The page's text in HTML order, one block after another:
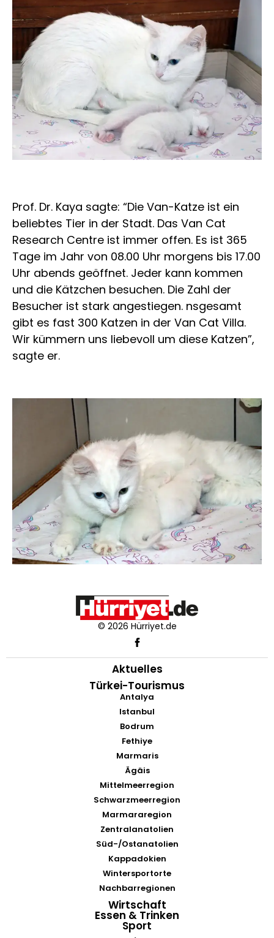
Prof. Dr. Kaya sagte: “Die Van-Katze ist ein
beliebtes Tier in der Stadt. Das Van Cat
Research Centre ist immer offen. Es ist 365
Tage im Jahr von 08.00 Uhr morgens bis 17.00
Uhr abends geöffnet. Jeder kann kommen
und die Kätzchen besuchen. Die Zahl der
Besucher ist stark angestiegen. nsgesamt
gibt es fast 300 Katzen in der Van Cat Villa.
Wir kümmern uns liebevoll um diese Katzen”,
sagte er.
© 2026 Hürriyet.de
Aktuelles
Türkei-Tourismus
Antalya
Istanbul
Bodrum
Fethiye
Marmaris
Ägäis
Mittelmeerregion
Schwarzmeerregion
Marmararegion
Zentralanatolien
Süd-/Ostanatolien
Kappadokien
Wintersportorte
Nachbarregionen
Wirtschaft
Essen & Trinken
Sport